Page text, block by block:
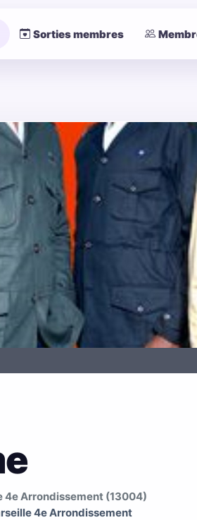
Sorties membres
4e Arrondissement (13004)
4e Arrondissement